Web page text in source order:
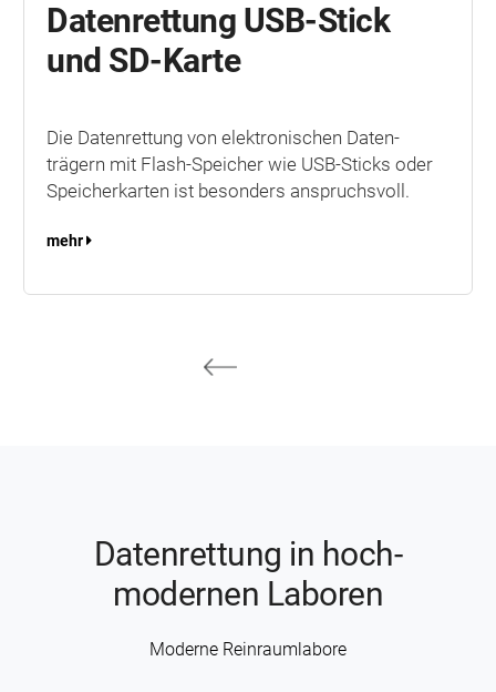
Datenrettung USB-Stick
und SD-Karte
Die Datenrettung von elektronischen Daten­
trägern mit Flash-Speicher wie USB-Sticks oder
Speicher­karten ist besonders anspruchsvoll.
mehr
Daten­rettung in hoch­
modernen Laboren
Moderne Rein­raum­labore